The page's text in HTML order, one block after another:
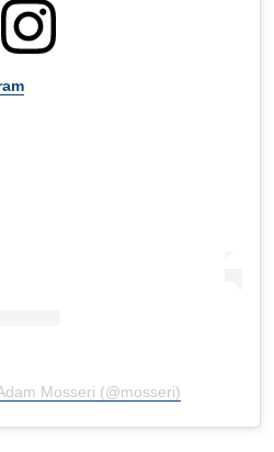
Mosseri (@mosseri)